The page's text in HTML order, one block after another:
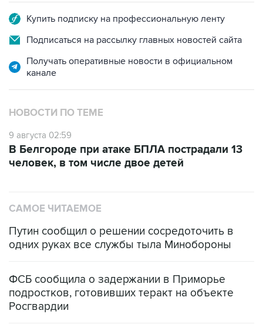
Подписаться на рассылку главных новостей сайта
Получать оперативные новости в официальном
НОВОСТИ ПО ТЕМЕ
9 августа 02:59
человек, в том числе двое детей
Путин сообщил о решении сосредоточить в
ФСБ сообщила о задержании в Приморье
Росгвардии
Промышленное предприятие в Самарской